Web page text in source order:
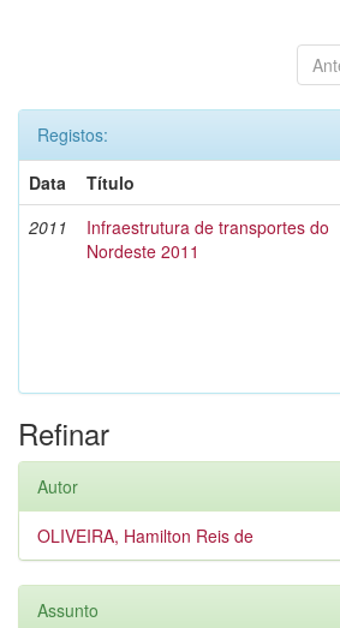
Registos:
Data
Título
2011
Infraestrutura de transportes do
Nordeste 2011
Refinar
Autor
OLIVEIRA, Hamilton Reis de
Assunto